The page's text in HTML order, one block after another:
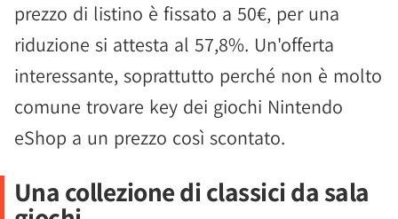
prezzo di listino è fissato a 50€, per una
riduzione si attesta al 57,8%. Un'offerta
interessante, soprattutto perché non è molto
comune trovare key dei giochi Nintendo
eShop a un prezzo così scontato.
Una collezione di classici da sala